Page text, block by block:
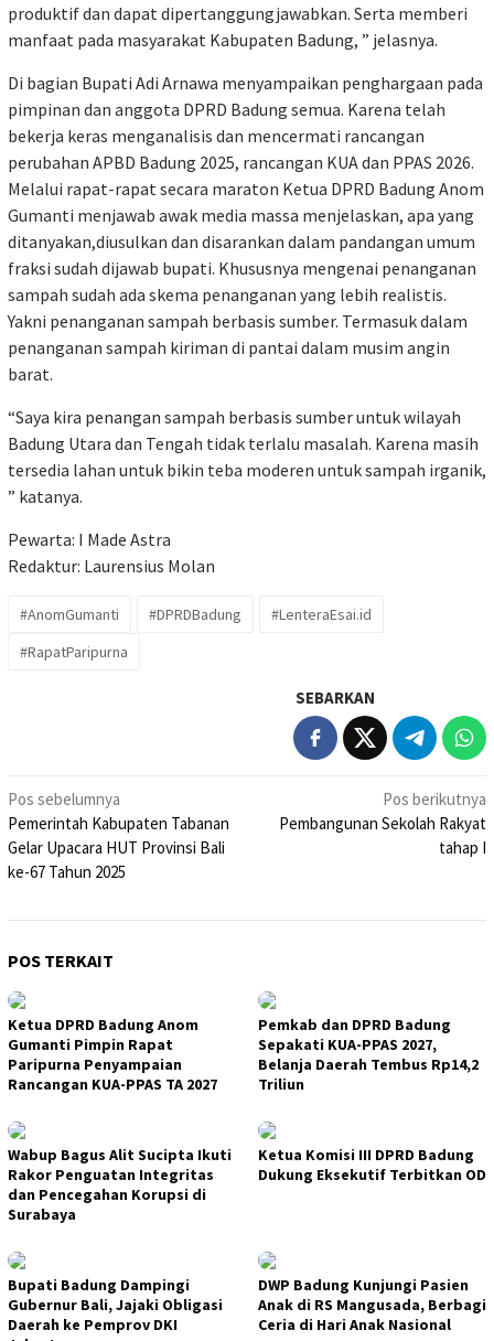
produktif dan dapat dipertanggungjawabkan. Serta memberi
manfaat pada masyarakat Kabupaten Badung, ” jelasnya.
Di bagian Bupati Adi Arnawa menyampaikan penghargaan pada
pimpinan dan anggota DPRD Badung semua. Karena telah
bekerja keras menganalisis dan mencermati rancangan
perubahan APBD Badung 2025, rancangan KUA dan PPAS 2026.
Melalui rapat-rapat secara maraton Ketua DPRD Badung Anom
Gumanti menjawab awak media massa menjelaskan, apa yang
ditanyakan,diusulkan dan disarankan dalam pandangan umum
fraksi sudah dijawab bupati. Khususnya mengenai penanganan
sampah sudah ada skema penanganan yang lebih realistis.
Yakni penanganan sampah berbasis sumber. Termasuk dalam
penanganan sampah kiriman di pantai dalam musim angin
barat.
“Saya kira penangan sampah berbasis sumber untuk wilayah
Badung Utara dan Tengah tidak terlalu masalah. Karena masih
tersedia lahan untuk bikin teba moderen untuk sampah irganik,
” katanya.
Pewarta: I Made Astra
Redaktur: Laurensius Molan
#AnomGumanti #DPRDBadung
#LenteraEsai.id
#RapatParipurna
SEBARKAN
Navigasi
pos
Pos sebelumnya
Pemerintah Kabupaten Tabanan
Gelar Upacara HUT Provinsi Bali
ke-67 Tahun 2025
Pos berikutnya
Pembangunan Sekolah Rakyat
tahap I
POS TERKAIT
Ketua DPRD Badung Anom
Gumanti Pimpin Rapat
Paripurna Penyampaian
Rancangan KUA-PPAS TA 2027
Pemkab dan DPRD Badung
Sepakati KUA-PPAS 2027,
Belanja Daerah Tembus Rp14,2
Triliun
Wabup Bagus Alit Sucipta Ikuti
Rakor Penguatan Integritas
dan Pencegahan Korupsi di
Surabaya
Ketua Komisi III DPRD Badung
Dukung Eksekutif Terbitkan OD
Bupati Badung Dampingi
Gubernur Bali, Jajaki Obligasi
Daerah ke Pemprov DKI
DWP Badung Kunjungi Pasien
Anak di RS Mangusada, Berbagi
Ceria di Hari Anak Nasional